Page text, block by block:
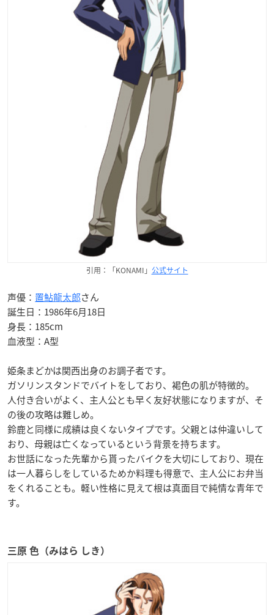
引用：「KONAMI」 公式サイト
声優： 置鮎龍太郎さん
誕生日：1986年6月18日
身長：185cm
血液型：A型
姫条まどかは関西出身のお調子者です。
ガソリンスタンドでバイトをしており、褐色の肌が特徴的。
人付き合いがよく、主人公とも早く友好状態になりますが、そ
の後の攻略は難しめ。
鈴鹿と同様に成績は良くないタイプです。父親とは仲違いして
おり、母親は亡くなっているという背景を持ちます。
お世話になった先輩から貰ったバイクを大切にしており、現在
は一人暮らしをしているためか料理も得意で、主人公にお弁当
をくれることも。軽い性格に見えて根は真面目で純情な青年で
す。
三原 色（みはら しき）